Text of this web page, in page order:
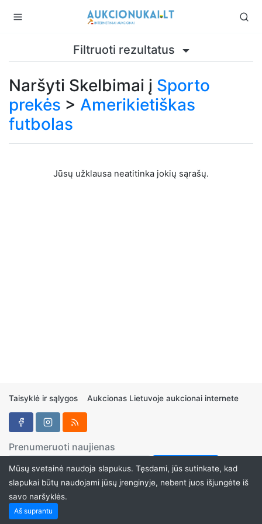
Filtruoti rezultatus
Naršyti Skelbimai į Sporto
prekės > Amerikietiškas
futbolas
Jūsų užklausa neatitinka jokių sąrašų.
Taisyklė ir sąlygos Aukcionas Lietuvoje aukcionai internete
Prenumeruoti naujienas
Mūsų svetainė naudoja slapukus. Tęsdami, jūs sutinkate, kad
slapukai būtų naudojami jūsų įrenginyje, nebent juos išjungėte iš
savo naršyklės.
Aš suprantu